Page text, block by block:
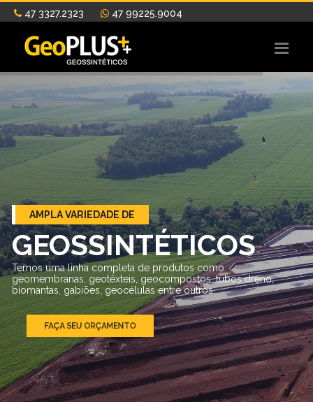
47 3327.2323 47 99225.9004
AMPLA VARIEDADE DE
GEOSSINTÉTICOS
Temos uma linha completa de produtos como
geomembranas, geotêxteis, geocompostos, tubos dreno,
biomantas, gabiões, geocélulas entre outros.
FAÇA SEU ORÇAMENTO